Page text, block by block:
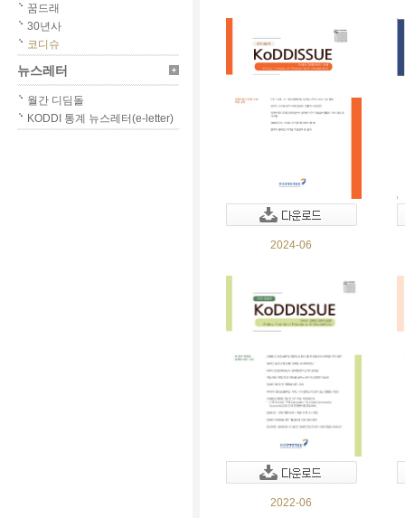
꿈드래
30년사
코디슈
뉴스레터
월간 디딤돌
KODDI 통계 뉴스레터(e-letter)
2024-06
2022-06